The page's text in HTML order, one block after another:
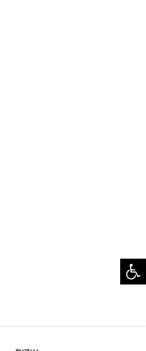
פתח סרגל נגישות